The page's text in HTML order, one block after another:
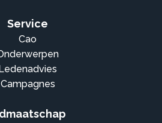
Service
Cao
Ledenadvies
Campagnes